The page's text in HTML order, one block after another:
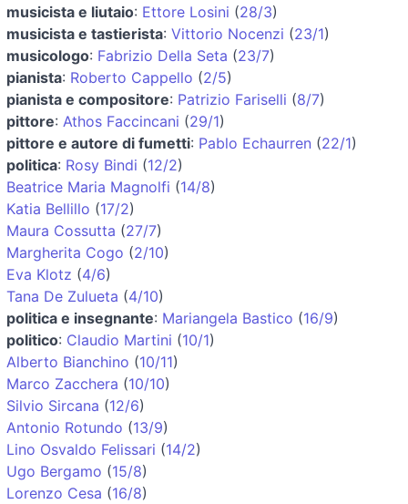
musicista e liutaio: Ettore Losini (28/3)
musicista e tastierista: Vittorio Nocenzi (23/1)
musicologo: Fabrizio Della Seta (23/7)
pianista: Roberto Cappello (2/5)
pianista e compositore: Patrizio Fariselli (8/7)
pittore: Athos Faccincani (29/1)
pittore e autore di fumetti: Pablo Echaurren (22/1)
politica: Rosy Bindi (12/2)
Beatrice Maria Magnolfi (14/8)
Katia Bellillo (17/2)
Maura Cossutta (27/7)
Margherita Cogo (2/10)
Eva Klotz (4/6)
Tana De Zulueta (4/10)
politica e insegnante: Mariangela Bastico (16/9)
politico: Claudio Martini (10/1)
Alberto Bianchino (10/11)
Marco Zacchera (10/10)
Silvio Sircana (12/6)
Antonio Rotundo (13/9)
Lino Osvaldo Felissari (14/2)
Ugo Bergamo (15/8)
Lorenzo Cesa (16/8)